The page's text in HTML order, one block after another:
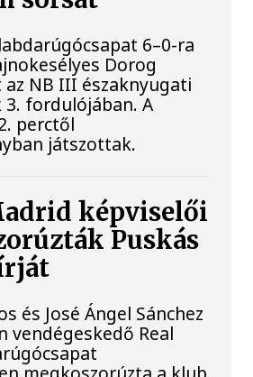
6–0-ra
Dorog
NB III északnyugati
fordulójában. A
perctől
játszottak.
képviselői
Puskás
és José Ángel Sánchez
vendégeskedő Real